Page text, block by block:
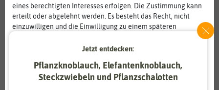
eines berechtigten Interesses erfolgen. Die Zustimmung kann
erteilt oder abgelehnt werden. Es besteht das Recht, nicht
einzuwilligen und die Einwilligung zu einem späteren
Informationen zur Verwendung personenbezogener Daten und
Essenziell Statistik
Jetzt entdecken:
Pflanzknoblauch, Elefantenknoblauch,
Steckzwiebeln und Pflanzschalotten